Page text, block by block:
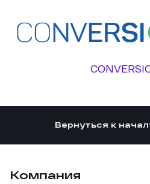
Вернуться к
Компания